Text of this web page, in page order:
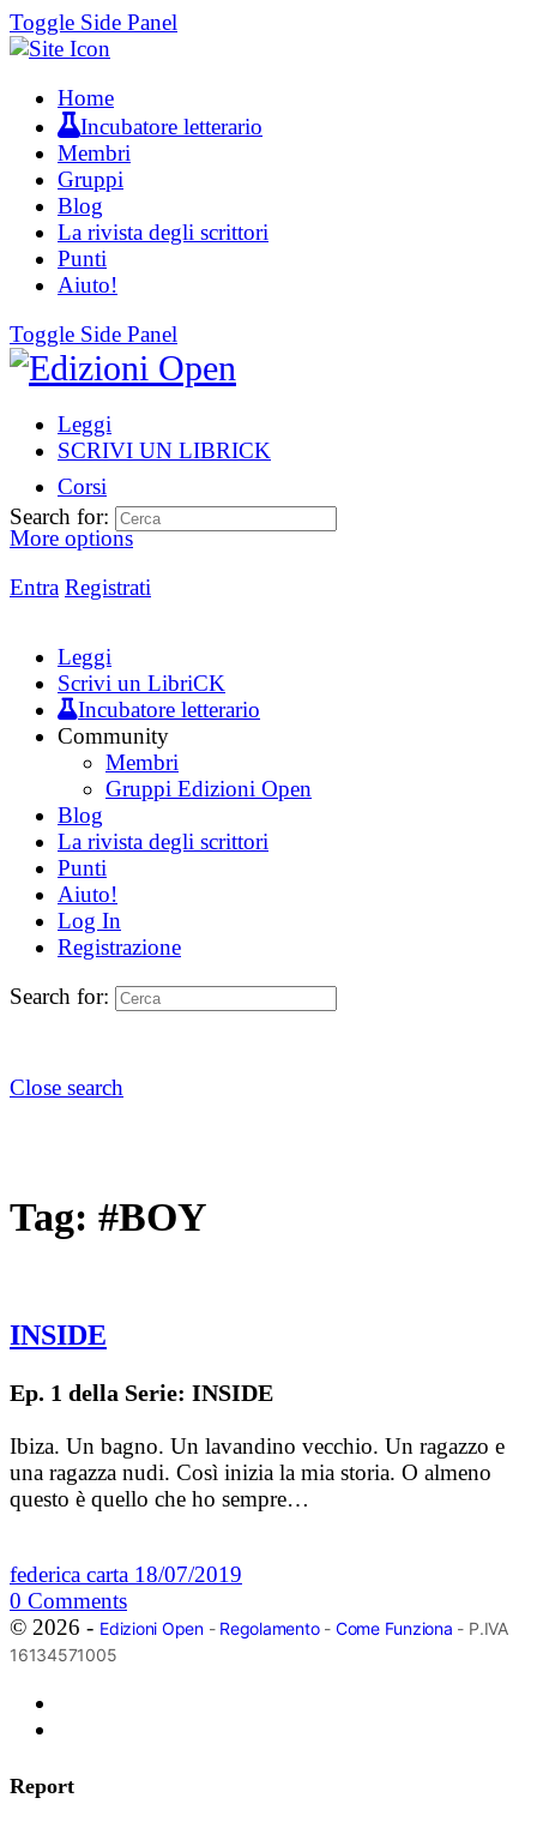
Toggle Side Panel
Home
Incubatore letterario
Membri
Gruppi
Blog
La rivista degli scrittori
Punti
Aiuto!
Toggle Side Panel
Leggi
SCRIVI UN LIBRICK
Corsi
More options
Entra Registrati
Search for:
Leggi
Scrivi un LibriCK
Incubatore letterario
Community
Membri
Gruppi Edizioni Open
Blog
La rivista degli scrittori
Punti
Aiuto!
Log In
Registrazione
Search for:
Close search
Tag: #BOY
INSIDE
Ep. 1 della Serie: INSIDE
Ibiza. Un bagno. Un lavandino vecchio. Un ragazzo e
una ragazza nudi. Così inizia la mia storia. O almeno
questo è quello che ho sempre…
federica carta 18/07/2019
0 Comments
© 2026 - Edizioni Open- Regolamento- Come Funziona - P.IVA
16134571005
Report